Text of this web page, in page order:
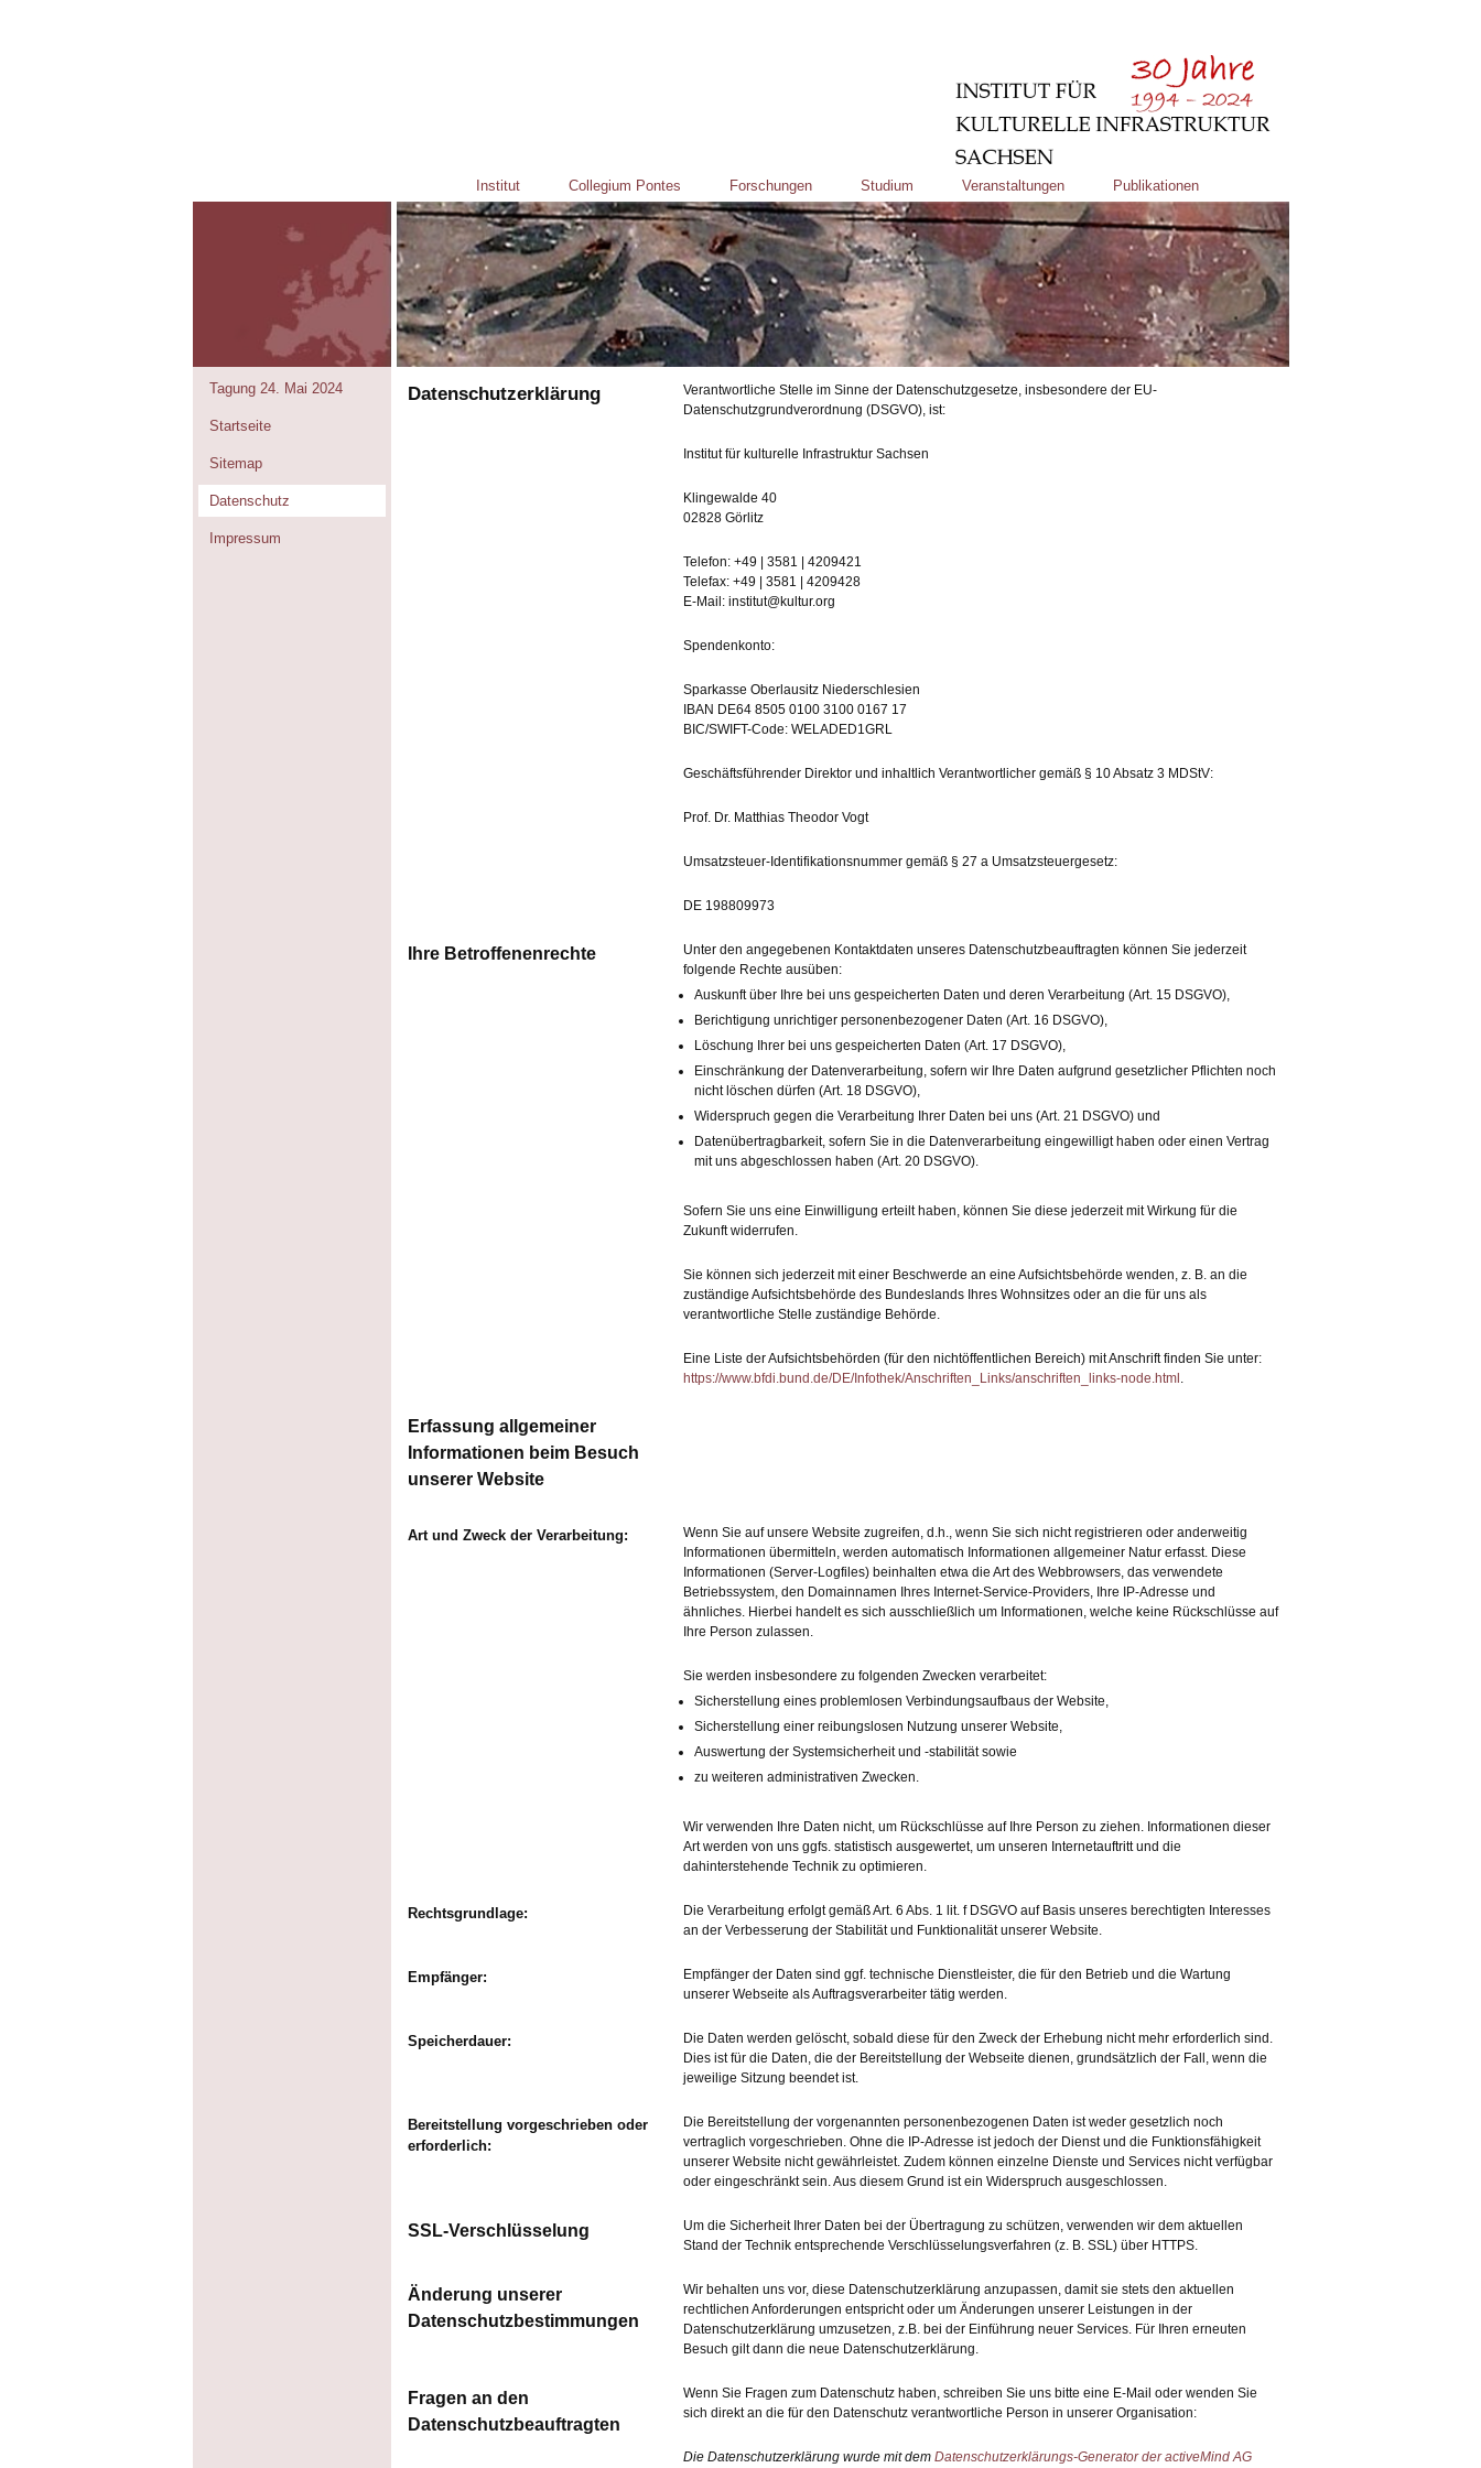
Institut Collegium Pontes Forschungen Studium Veranstaltungen Publikationen
Tagung 24. Mai 2024
Startseite
Sitemap
Datenschutz
Impressum
Datenschutzerklärung
Verantwortliche Stelle im Sinne der Datenschutzgesetze, insbesondere der EU-
Datenschutzgrundverordnung (DSGVO), ist:
Institut für kulturelle Infrastruktur Sachsen
Klingewalde 40
02828 Görlitz
Telefon: +49 | 3581 | 4209421
Telefax: +49 | 3581 | 4209428
E-Mail: institut@kultur.org
Spendenkonto:
Sparkasse Oberlausitz Niederschlesien
IBAN DE64 8505 0100 3100 0167 17
BIC/SWIFT-Code: WELADED1GRL
Geschäftsführender Direktor und inhaltlich Verantwortlicher gemäß § 10 Absatz 3 MDStV:
Prof. Dr. Matthias Theodor Vogt
Umsatzsteuer-Identifikationsnummer gemäß § 27 a Umsatzsteuergesetz:
DE 198809973
Ihre Betroffenenrechte
Unter den angegebenen Kontaktdaten unseres Datenschutzbeauftragten können Sie jederzeit
folgende Rechte ausüben:
Auskunft über Ihre bei uns gespeicherten Daten und deren Verarbeitung (Art. 15 DSGVO),
Berichtigung unrichtiger personenbezogener Daten (Art. 16 DSGVO),
Löschung Ihrer bei uns gespeicherten Daten (Art. 17 DSGVO),
Einschränkung der Datenverarbeitung, sofern wir Ihre Daten aufgrund gesetzlicher Pflichten noch
nicht löschen dürfen (Art. 18 DSGVO),
Widerspruch gegen die Verarbeitung Ihrer Daten bei uns (Art. 21 DSGVO) und
Datenübertragbarkeit, sofern Sie in die Datenverarbeitung eingewilligt haben oder einen Vertrag
mit uns abgeschlossen haben (Art. 20 DSGVO).
Sofern Sie uns eine Einwilligung erteilt haben, können Sie diese jederzeit mit Wirkung für die
Zukunft widerrufen.
Sie können sich jederzeit mit einer Beschwerde an eine Aufsichtsbehörde wenden, z. B. an die
zuständige Aufsichtsbehörde des Bundeslands Ihres Wohnsitzes oder an die für uns als
verantwortliche Stelle zuständige Behörde.
Eine Liste der Aufsichtsbehörden (für den nichtöffentlichen Bereich) mit Anschrift finden Sie unter:
https://www.bfdi.bund.de/DE/Infothek/Anschriften_Links/anschriften_links-node.html .
Erfassung allgemeiner
Informationen beim Besuch
unserer Website
Art und Zweck der Verarbeitung:
Wenn Sie auf unsere Website zugreifen, d.h., wenn Sie sich nicht registrieren oder anderweitig
Informationen übermitteln, werden automatisch Informationen allgemeiner Natur erfasst. Diese
Informationen (Server-Logfiles) beinhalten etwa die Art des Webbrowsers, das verwendete
Betriebssystem, den Domainnamen Ihres Internet-Service-Providers, Ihre IP-Adresse und
ähnliches. Hierbei handelt es sich ausschließlich um Informationen, welche keine Rückschlüsse auf
Ihre Person zulassen.
Sie werden insbesondere zu folgenden Zwecken verarbeitet:
Sicherstellung eines problemlosen Verbindungsaufbaus der Website,
Sicherstellung einer reibungslosen Nutzung unserer Website,
Auswertung der Systemsicherheit und -stabilität sowie
zu weiteren administrativen Zwecken.
Wir verwenden Ihre Daten nicht, um Rückschlüsse auf Ihre Person zu ziehen. Informationen dieser
Art werden von uns ggfs. statistisch ausgewertet, um unseren Internetauftritt und die
dahinterstehende Technik zu optimieren.
Rechtsgrundlage:
Die Verarbeitung erfolgt gemäß Art. 6 Abs. 1 lit. f DSGVO auf Basis unseres berechtigten Interesses
an der Verbesserung der Stabilität und Funktionalität unserer Website.
Empfänger:
Empfänger der Daten sind ggf. technische Dienstleister, die für den Betrieb und die Wartung
unserer Webseite als Auftragsverarbeiter tätig werden.
Speicherdauer:
Die Daten werden gelöscht, sobald diese für den Zweck der Erhebung nicht mehr erforderlich sind.
Dies ist für die Daten, die der Bereitstellung der Webseite dienen, grundsätzlich der Fall, wenn die
jeweilige Sitzung beendet ist.
Bereitstellung vorgeschrieben oder
erforderlich:
Die Bereitstellung der vorgenannten personenbezogenen Daten ist weder gesetzlich noch
vertraglich vorgeschrieben. Ohne die IP-Adresse ist jedoch der Dienst und die Funktionsfähigkeit
unserer Website nicht gewährleistet. Zudem können einzelne Dienste und Services nicht verfügbar
oder eingeschränkt sein. Aus diesem Grund ist ein Widerspruch ausgeschlossen.
SSL-Verschlüsselung
Um die Sicherheit Ihrer Daten bei der Übertragung zu schützen, verwenden wir dem aktuellen
Stand der Technik entsprechende Verschlüsselungsverfahren (z. B. SSL) über HTTPS.
Änderung unserer
Datenschutzbestimmungen
Wir behalten uns vor, diese Datenschutzerklärung anzupassen, damit sie stets den aktuellen
rechtlichen Anforderungen entspricht oder um Änderungen unserer Leistungen in der
Datenschutzerklärung umzusetzen, z.B. bei der Einführung neuer Services. Für Ihren erneuten
Besuch gilt dann die neue Datenschutzerklärung.
Fragen an den
Datenschutzbeauftragten
Wenn Sie Fragen zum Datenschutz haben, schreiben Sie uns bitte eine E-Mail oder wenden Sie
sich direkt an die für den Datenschutz verantwortliche Person in unserer Organisation:
Die Datenschutzerklärung wurde mit dem Datenschutzerklärungs-Generator der activeMind AG